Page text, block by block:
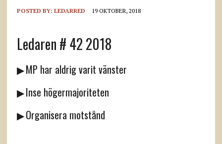
POSTED BY: LEDARRED 19 OKTOBER, 2018
Ledaren # 42 2018
▶ MP har aldrig varit vänster
▶ Inse högermajoriteten
▶ Organisera motstånd